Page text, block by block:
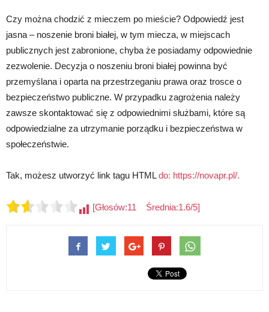
Czy można chodzić z mieczem po mieście? Odpowiedź jest
jasna – noszenie broni białej, w tym miecza, w miejscach
publicznych jest zabronione, chyba że posiadamy odpowiednie
zezwolenie. Decyzja o noszeniu broni białej powinna być
przemyślana i oparta na przestrzeganiu prawa oraz trosce o
bezpieczeństwo publiczne. W przypadku zagrożenia należy
zawsze skontaktować się z odpowiednimi służbami, które są
odpowiedzialne za utrzymanie porządku i bezpieczeństwa w
społeczeństwie.
Tak, możesz utworzyć link tagu HTMLdo: https://novapr.pl/.
[Głosów:11 Średnia:1.6/5]